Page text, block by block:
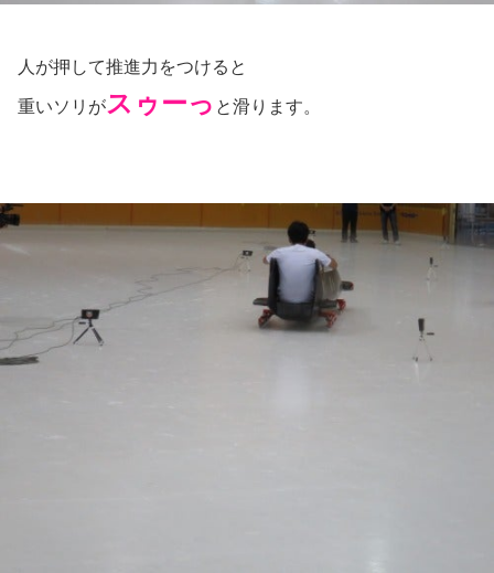
人が押して推進力をつけると
重いソリがスゥーっ と滑ります。